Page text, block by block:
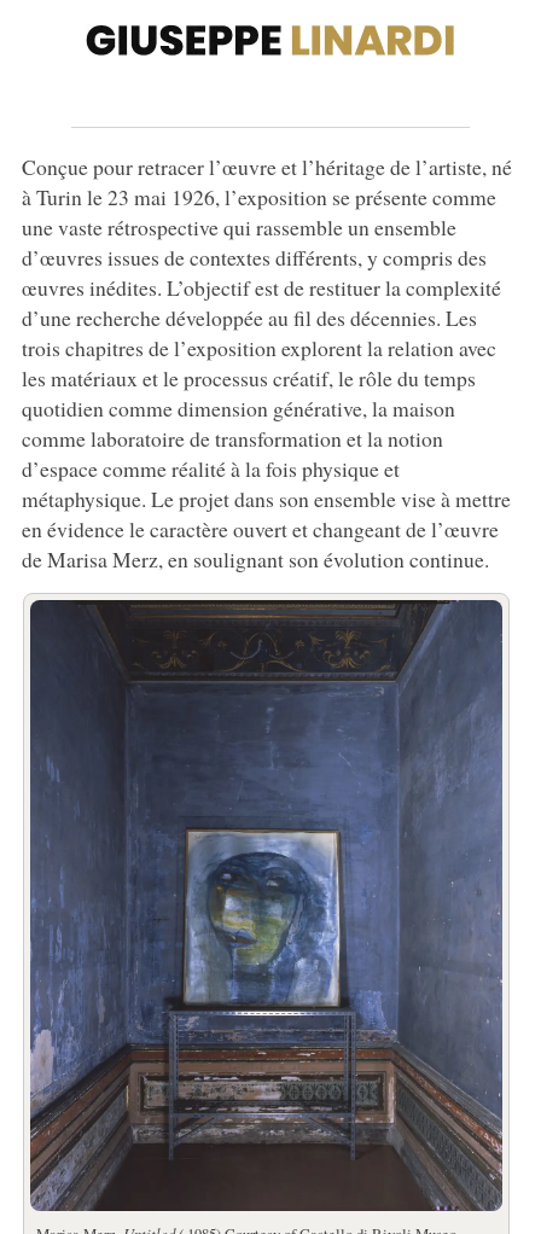
Conçue pour retracer l’œuvre et l’héritage de l’artiste, né
à Turin le 23 mai 1926, l’exposition se présente comme
une vaste rétrospective qui rassemble un ensemble
d’œuvres issues de contextes différents, y compris des
œuvres inédites. L’objectif est de restituer la complexité
d’une recherche développée au fil des décennies. Les
trois chapitres de l’exposition explorent la relation avec
les matériaux et le processus créatif, le rôle du temps
quotidien comme dimension générative, la maison
comme laboratoire de transformation et la notion
d’espace comme réalité à la fois physique et
métaphysique. Le projet dans son ensemble vise à mettre
en évidence le caractère ouvert et changeant de l’œuvre
de Marisa Merz, en soulignant son évolution continue.